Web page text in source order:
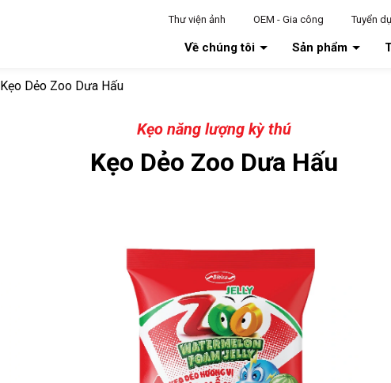
Thư viện ảnh OEM - Gia công Tuyển
Về chúng tôi Sản phẩm
Kẹo Dẻo Zoo Dưa Hấu
Kẹo năng lượng kỳ thú
Kẹo Dẻo Zoo Dưa Hấu